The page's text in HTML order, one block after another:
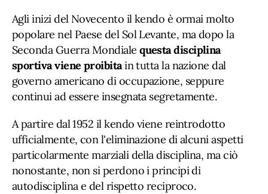
Agli inizi del Novecento il kendo è ormai molto
popolare nel Paese del Sol Levante, ma dopo la
Seconda Guerra Mondialequesta disciplina
sportiva viene proibitain tutta la nazione dal
governo americano di occupazione, seppure
continui ad essere insegnata segretamente.
A partire dal 1952 il kendo viene reintrodotto
ufficialmente, con l'eliminazione di alcuni aspetti
particolarmente marziali della disciplina, ma ciò
nonostante, non si perdono i principi di
autodisciplina e del rispetto reciproco.